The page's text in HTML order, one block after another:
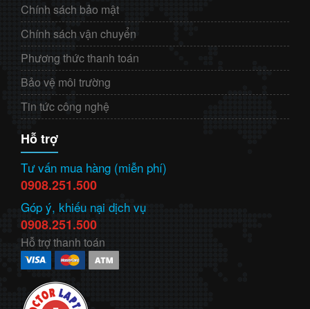
Chính sách bảo mật
Chính sách vận chuyển
Phương thức thanh toán
Bảo vệ môi trường
Tin tức công nghệ
Hỗ trợ
Tư vấn mua hàng (miễn phí)
0908.251.500
Góp ý, khiếu nại dịch vụ
0908.251.500
Hỗ trợ thanh toán